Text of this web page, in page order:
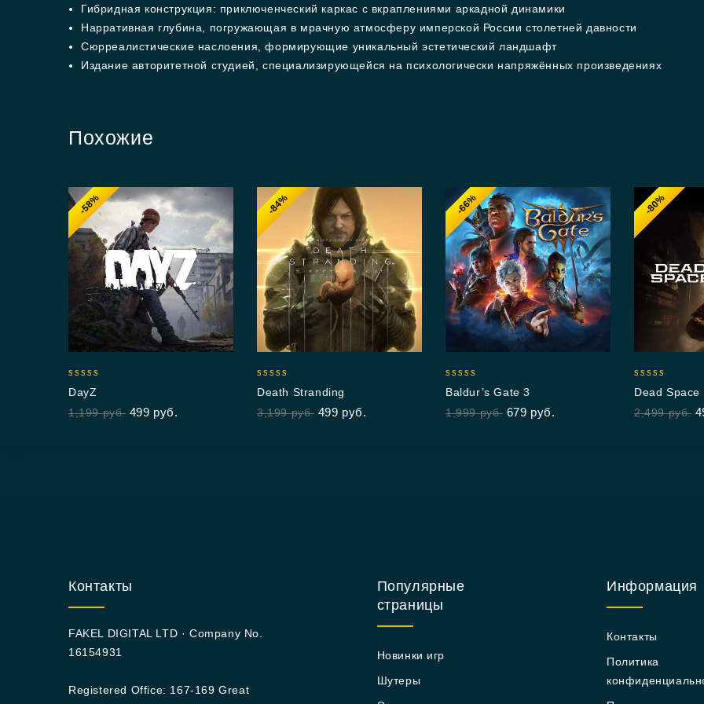
Гибридная конструкция: приключенческий каркас с вкраплениями аркадной динамики
Нарративная глубина, погружающая в мрачную атмосферу имперской России столетней давности
Сюрреалистические наслоения, формирующие уникальный эстетический ландшафт
Издание авторитетной студией, специализирующейся на психологически напряжённых произведениях
Похожие
-58%
out of 5
DayZ
1,199руб. 499 руб.
-84%
out of 5
Death Stranding
3,199руб. 499 руб.
-66%
out of 5
Baldur’s Gate 3
1,999руб. 679 руб.
-80%
out of 5
Dead
Edition
2,499руб.
Контакты
FAKEL DIGITAL LTD · Company No.
16154931
Registered Office: 167-169 Great
Популярные
страницы
Новинки игр
Шутеры
Информация
Контакты
Политика